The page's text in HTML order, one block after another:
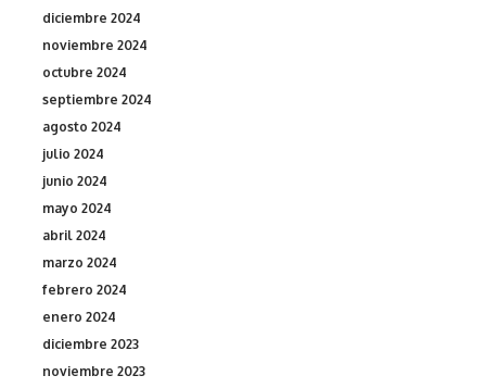
diciembre 2024
noviembre 2024
octubre 2024
septiembre 2024
agosto 2024
julio 2024
junio 2024
mayo 2024
abril 2024
marzo 2024
febrero 2024
enero 2024
diciembre 2023
noviembre 2023